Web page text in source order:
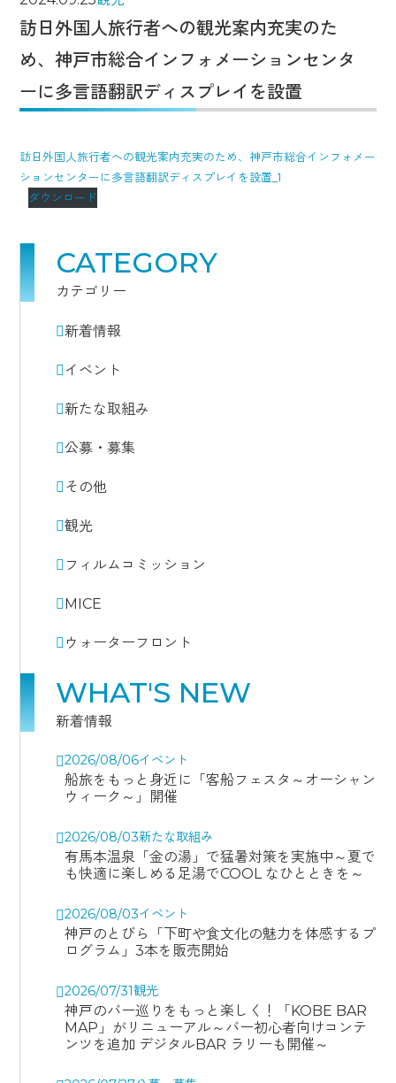
訪日外国人旅行者への観光案内充実のた
め、神戸市総合インフォメーションセンタ
ーに多言語翻訳ディスプレイを設置
訪日外国人旅行者への観光案内充実のため、神戸市総合インフォメー
ションセンターに多言語翻訳ディスプレイを設置_1
ダウンロード
CATEGORY
カテゴリー
新着情報
イベント
新たな取組み
公募・募集
その他
観光
フィルムコミッション
MICE
ウォーターフロント
WHAT'S NEW
新着情報
2026/08/06イベント
船旅をもっと身近に「客船フェスタ～オーシャン
ウィーク～」開催
2026/08/03新たな取組み
有馬本温泉「金の湯」で猛暑対策を実施中～夏で
も快適に楽しめる足湯でCOOL なひとときを～
2026/08/03イベント
神戸のとびら「下町や食文化の魅力を体感するプ
ログラム」3本を販売開始
2026/07/31観光
神戸のバー巡りをもっと楽しく！「KOBE BAR
MAP」がリニューアル～バー初心者向けコンテ
ンツを追加 デジタルBAR ラリーも開催～